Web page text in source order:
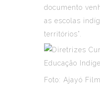
documento
as escolas
territórios”.
Foto: Ajayó